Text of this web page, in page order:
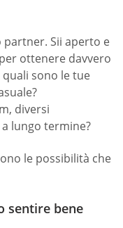
partner. Sii aperto e
ottenere davvero
quali sono le tue
diversi
lungo termine?
le possibilità che
sentire bene